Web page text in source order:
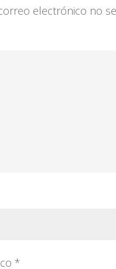
electrónico no
*